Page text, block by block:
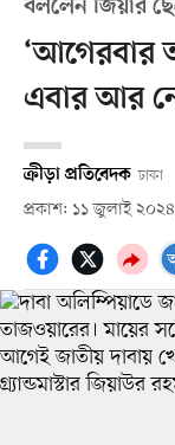
বললেন জিয়ার
‘আগেরবার
এবার আর
ক্রীড়া প্রতিবেদক ঢাকা
প্রকাশ: ১১ জুলাই